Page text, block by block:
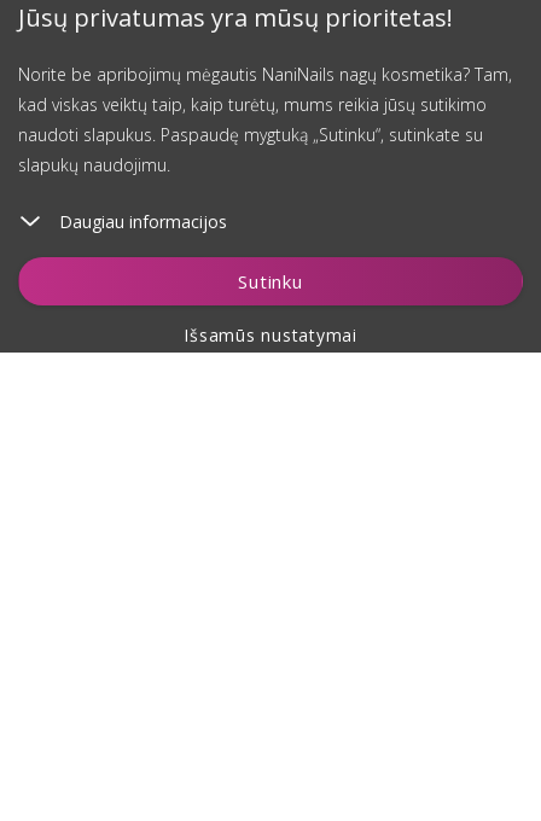
Jūsų privatumas yra mūsų prioritetas!
Norite be apribojimų mėgautis NaniNails nagų kosmetika? Tam,
kad viskas veiktų taip, kaip turėtų, mums reikia jūsų sutikimo
naudoti slapukus. Paspaudę mygtuką „Sutinku“, sutinkate su
slapukų naudojimu.
Daugiau informacijos
Sutinku
Išsamūs nustatymai
Įdėti į krepšelį